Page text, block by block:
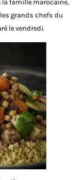
famille marocaine,
grands chefs du
le vendredi.